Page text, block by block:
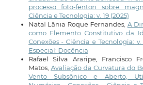
processo foto-fenton sobre
Ciência e Tecnologia: v. 19 (2025)
Natal Lânia Roque Fernandes, A
como Elemento Constitutivo da
Conexões - Ciência e Tecnologia: v.
Especial: Docência
Rafael Silva Araripe, Francisco
Matos, Avaliação da Curvatura do
Vento Subsônico e Aberto,